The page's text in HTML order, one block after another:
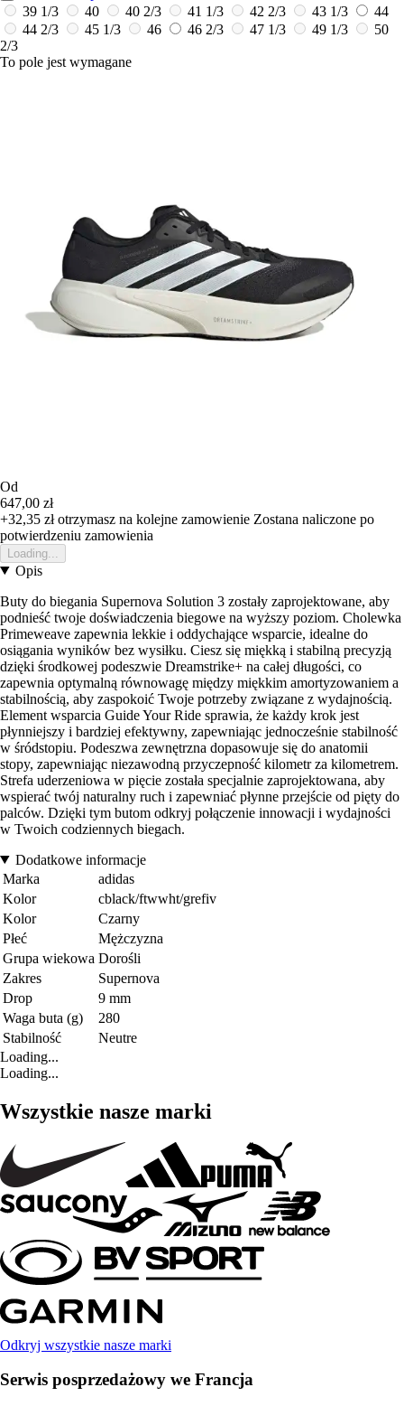
39 1/3
40 40 2/3 41 1/3 42 2/3 43 1/3
44
44 2/3
45 1/3 46 46 2/3 47 1/3 49 1/3
50
2/3
To pole jest wymagane
Od
647,00 zł
+32,35 złotrzymasz na kolejne zamowienie Zostana naliczone po
potwierdzeniu zamowienia
Loading...
Opis
Buty do biegania Supernova Solution 3 zostały zaprojektowane, aby
podnieść twoje doświadczenia biegowe na wyższy poziom. Cholewka
Primeweave zapewnia lekkie i oddychające wsparcie, idealne do
osiągania wyników bez wysiłku. Ciesz się miękką i stabilną precyzją
dzięki środkowej podeszwie Dreamstrike+ na całej długości, co
zapewnia optymalną równowagę między miękkim amortyzowaniem a
stabilnością, aby zaspokoić Twoje potrzeby związane z wydajnością.
Element wsparcia Guide Your Ride sprawia, że każdy krok jest
płynniejszy i bardziej efektywny, zapewniając jednocześnie stabilność
w śródstopiu. Podeszwa zewnętrzna dopasowuje się do anatomii
stopy, zapewniając niezawodną przyczepność kilometr za kilometrem.
Strefa uderzeniowa w pięcie została specjalnie zaprojektowana, aby
wspierać twój naturalny ruch i zapewniać płynne przejście od pięty do
palców. Dzięki tym butom odkryj połączenie innowacji i wydajności
w Twoich codziennych biegach.
Dodatkowe informacje
Marka
adidas
Kolor
cblack/ftwwht/grefiv
Kolor
Czarny
Płeć
Mężczyzna
Grupa wiekowa Dorośli
Zakres
Supernova
Drop
9 mm
Waga buta (g)
280
Stabilność
Neutre
Loading...
Loading...
Wszystkie nasze marki
Odkryj wszystkie nasze marki
Serwis posprzedażowy we Francja